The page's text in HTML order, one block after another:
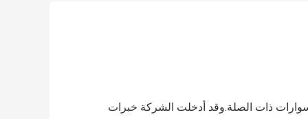
ذات الصلة.وقد أدخلت الشركة خبرات